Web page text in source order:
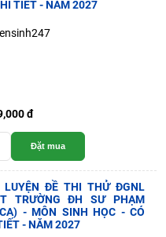
TIẾT - NĂM 2027
đ
Đặt mua
LUYỆN ĐỀ THI THỬ ĐGNL
TRƯỜNG ĐH SƯ PHẠM
- MÔN SINH HỌC - CÓ
- NĂM 2027